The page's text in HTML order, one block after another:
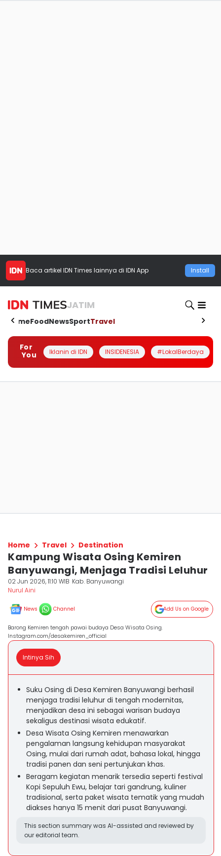
Baca artikel IDN Times lainnya di IDN App Install
JATIM
HomeFoodNewsSportTravel
For
You
Iklanin di IDN INSIDENESIA #LokalBerdaya
Home Travel Destination
Kampung Wisata Osing Kemiren
Banyuwangi, Menjaga Tradisi Leluhur
02 Jun 2026, 11:10 WIB Kab. Banyuwangi
Nurul Aini
News Channel Add Us on Google
Barong Kemiren tengah pawai budaya Desa Wisata Osing.
Instagram.com/desakemiren_official
Intinya Sih
Suku Osing di Desa Kemiren Banyuwangi berhasil
menjaga tradisi leluhur di tengah modernitas,
menjadikan desa ini sebagai warisan budaya
sekaligus destinasi wisata edukatif.
Desa Wisata Osing Kemiren menawarkan
pengalaman langsung kehidupan masyarakat
Osing, mulai dari rumah adat, bahasa lokal, hingga
tradisi panen dan seni pertunjukan khas.
Beragam kegiatan menarik tersedia seperti festival
Kopi Sepuluh Ewu, belajar tari gandrung, kuliner
tradisional, serta paket wisata tematik yang mudah
diakses hanya 15 menit dari pusat Banyuwangi.
This section summary was AI-assisted and reviewed by
our editorial team.